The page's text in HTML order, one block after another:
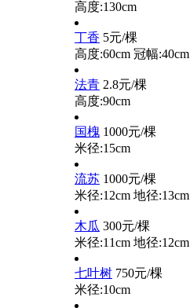
高度:130cm
丁香 5元/棵
高度:60cm 冠幅:40cm
法青 2.8元/棵
高度:90cm
国槐 1000元/棵
米径:15cm
流苏 1000元/棵
米径:12cm 地径:13cm
木瓜 300元/棵
米径:11cm 地径:12cm
七叶树 750元/棵
米径:10cm